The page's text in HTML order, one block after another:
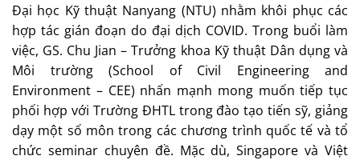
Đại học Kỹ thuật Nanyang (NTU) nhằm khôi phục các
hợp tác gián đoạn do đại dịch COVID. Trong buổi làm
việc, GS. Chu Jian – Trưởng khoa Kỹ thuật Dân dụng và
Môi trường (School of Civil Engineering and
Environment – CEE) nhấn mạnh mong muốn tiếp tục
phối hợp với Trường ĐHTL trong đào tạo tiến sỹ, giảng
dạy một số môn trong các chương trình quốc tế và tổ
chức seminar chuyên đề. Mặc dù, Singapore và Việt